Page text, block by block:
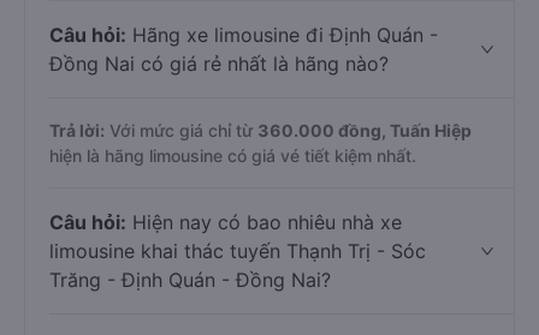
Câu hỏi: Hãng xe limousine đi Định Quán -
Đồng Nai có giá rẻ nhất là hãng nào?
Trả lời: Với mức giá chỉ từ 360.000 đồng, Tuấn Hiệp
hiện là hãng limousine có giá vé tiết kiệm nhất.
Câu hỏi: Hiện nay có bao nhiêu nhà xe
limousine khai thác tuyến Thạnh Trị - Sóc
Trăng - Định Quán - Đồng Nai?